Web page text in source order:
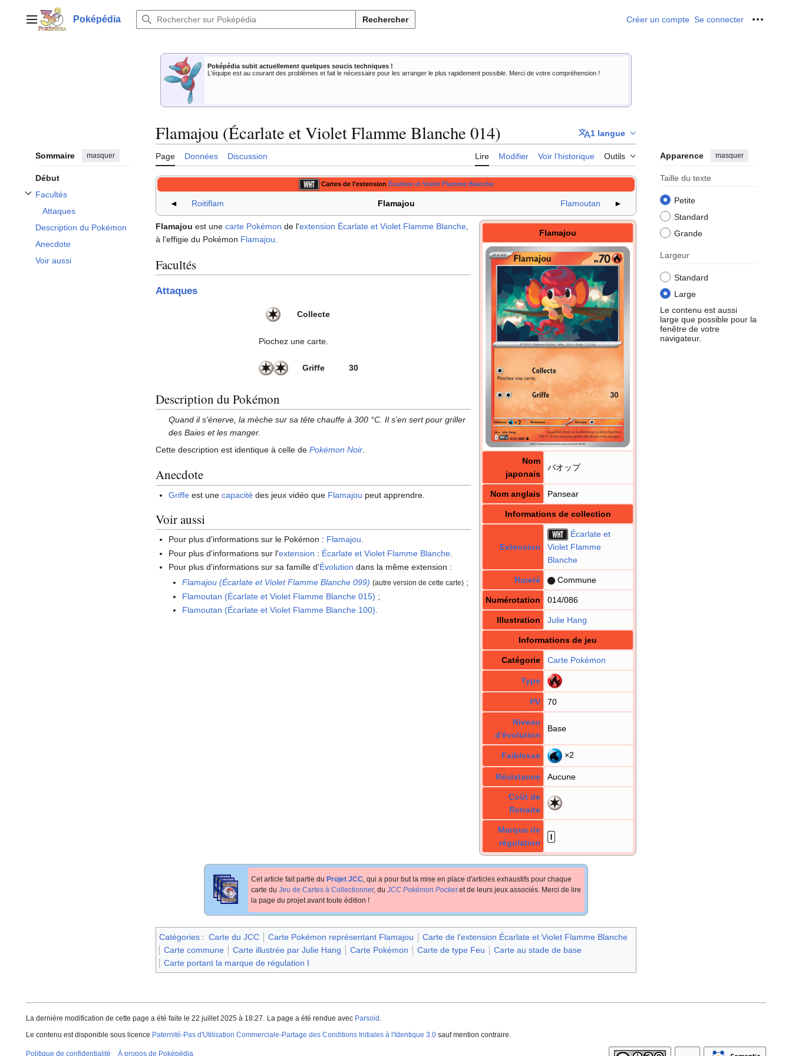
contenuMenu principalPoképédia Rechercher Créer un compte Se connecter Outils
Poképédia subit actuellement quelques soucis techniques !
L'équipe est au courant des problèmes et fait le nécessaire pour les arranger le plus rapidement possible. Merci de votre compréhension !
Sommaire masquer
Début
Facultés
Afficher / masquer la sous-section Facultés
Attaques
Description du Pokémon
Anecdote
Voir aussi
Flamajou (Écarlate et Violet Flamme Blanche 014) 1 langue
Page Données Discussion Lire Modifier Voir l’historique Outils Apparence masquer
Taille du texte
Petite
Standard
Grande
Largeur
Standard
Large
Le contenu est aussi
large que possible pour la
fenêtre de votre
navigateur.
Cartes de l'extension Écarlate et Violet Flamme Blanche
◄ Roitiflam Flamajou Flamoutan ►
Flamajou
Nom
japonais
バオップ
Nom anglais Pansear
Informations de collection
Extension
Écarlate et
Violet Flamme
Blanche
Rareté Commune
Numérotation 014/086
Illustration Julie Hang
Informations de jeu
Catégorie Carte Pokémon
Type
PV 70
Niveau
d'évolution
Base
Faiblesse ×2
Résistance Aucune
Coût de
Retraite
Marque de
régulation
Flamajou est une carte Pokémon de l'extension Écarlate et Violet Flamme Blanche
à l'effigie du Pokémon Flamajou
Facultés
Attaques
Collecte
Piochez une carte.
Griffe 30
Description du Pokémon
Quand il s'énerve, la mèche sur sa tête chauffe à 300 °C. Il s'en sert pour griller
des Baies et les manger.
Cette description est identique à celle de Pokémon Noir
Anecdote
Griffe est unecapacité des jeux vidéo que Flamajou peut apprendre.
Voir aussi
Pour plus d'informations sur le Pokémon : Flamajou.
Pour plus d'informations sur l'extension : Écarlate et Violet Flamme Blanche
Pour plus d'informations sur sa famille d'Évolution dans la même extension :
Flamajou (Écarlate et Violet Flamme Blanche 099) (autre version de cette carte) ;
Flamoutan (Écarlate et Violet Flamme Blanche 015) ;
Flamoutan (Écarlate et Violet Flamme Blanche 100)
Cet article fait partie du Projet JCC, qui a pour but la mise en place d'articles exhaustifs pour chaque
carte du Jeu de Cartes à Collectionner, du JCC Pokémon Pocketet de leurs jeux associés. Merci de lire
la page du projet avant toute édition !
Catégories : Carte du JCC Carte Pokémon représentant Flamajou
Carte de l'extension Écarlate et Violet Flamme Blanche
Carte commune
Carte illustrée par Julie Hang Carte Pokémon Carte de type Feu
Carte au stade de base
Carte portant la marque de régulation I
La dernière modification de cette page a été faite le 22 juillet 2025 à 18:27. La page a été rendue avec Parsoid .
Le contenu est disponible sous licence Paternité-Pas d'Utilisation Commerciale-Partage des Conditions Initiales à l'Identique 3.0 sauf mention contraire.
Politique de confidentialité À propos de Poképédia